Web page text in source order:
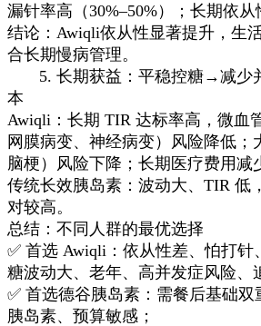
漏针率高（30%–50%）；长期依从
结论：Awiqli依从性显著提升，生
合长期慢病管理。
5. 长期获益：平稳控糖→减少
本
Awiqli：长期 TIR 达标率高，微血
网膜病变、神经病变）风险降低；
脑梗）风险下降；长期医疗费用减
传统长效胰岛素：波动大、TIR 低
对较高。
总结：不同人群的最优选择
✅ 首选 Awiqli：依从性差、怕打针
糖波动大、老年、高并发症风险、
✅ 首选德谷胰岛素：需餐后基础
胰岛素、预算敏感；